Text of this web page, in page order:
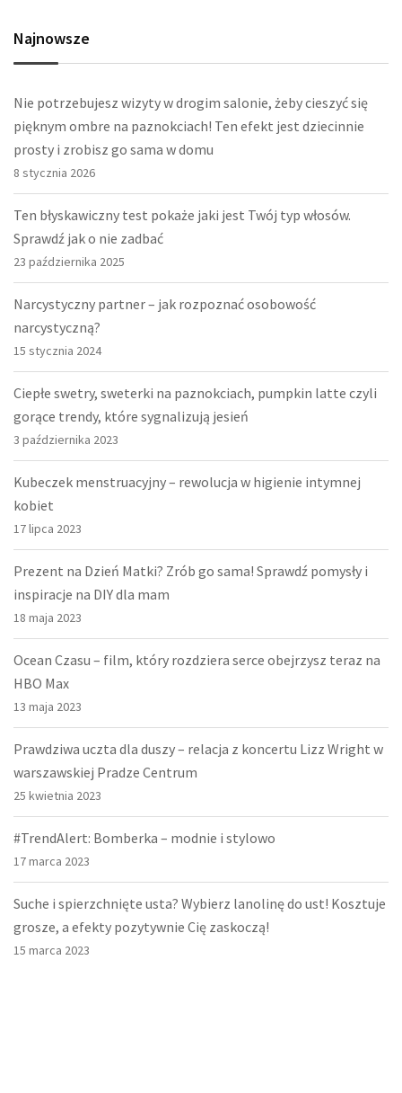
Najnowsze
Nie potrzebujesz wizyty w drogim salonie, żeby cieszyć się
pięknym ombre na paznokciach! Ten efekt jest dziecinnie
prosty i zrobisz go sama w domu
8 stycznia 2026
Ten błyskawiczny test pokaże jaki jest Twój typ włosów.
Sprawdź jak o nie zadbać
23 października 2025
Narcystyczny partner – jak rozpoznać osobowość
narcystyczną?
15 stycznia 2024
Ciepłe swetry, sweterki na paznokciach, pumpkin latte czyli
gorące trendy, które sygnalizują jesień
3 października 2023
Kubeczek menstruacyjny – rewolucja w higienie intymnej
kobiet
17 lipca 2023
Prezent na Dzień Matki? Zrób go sama! Sprawdź pomysły i
inspiracje na DIY dla mam
18 maja 2023
Ocean Czasu – film, który rozdziera serce obejrzysz teraz na
HBO Max
13 maja 2023
Prawdziwa uczta dla duszy – relacja z koncertu Lizz Wright w
warszawskiej Pradze Centrum
25 kwietnia 2023
#TrendAlert: Bomberka – modnie i stylowo
17 marca 2023
Suche i spierzchnięte usta? Wybierz lanolinę do ust! Kosztuje
grosze, a efekty pozytywnie Cię zaskoczą!
15 marca 2023